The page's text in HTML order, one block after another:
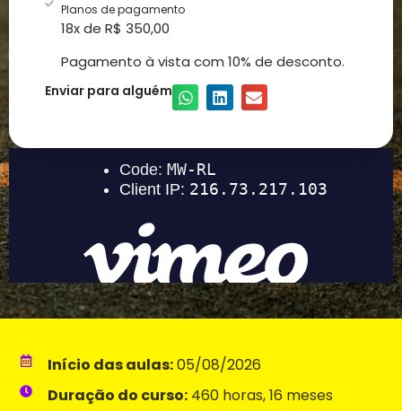
Planos de pagamento
18x de R$ 350,00
Pagamento à vista com 10% de desconto.
Enviar para alguém
Início das aulas:05/08/2026
Duração do curso:460 horas, 16 meses